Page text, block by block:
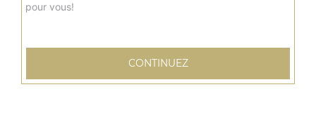
pour vous!
CONTINUEZ